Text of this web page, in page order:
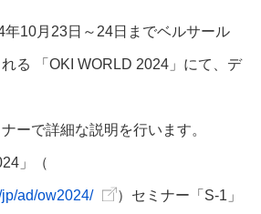
10月23日～24日までベルサール
る 「OKI WORLD 2024」にて、デ
ーで詳細な説明を行います。
」（
ad/ow2024/ ）セミナー「S-1」